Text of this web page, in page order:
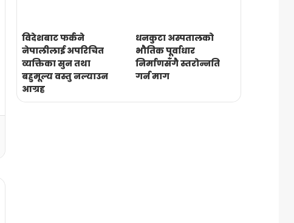
विदेशबाट फर्कने
नेपालीलाई अपरिचित
व्यक्तिका सुन तथा
बहुमूल्य वस्तु नल्याउन
आग्रह
धनकुटा अस्पतालको
भौतिक पूर्वाधार
निर्माणसँगै स्तरोन्नति
गर्न माग